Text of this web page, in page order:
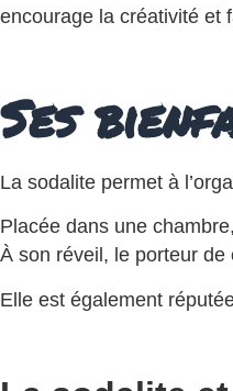
encourage la créativité et
Ses
La sodalite permet à
Placée dans une
À son réveil, le porteur de
Elle est également